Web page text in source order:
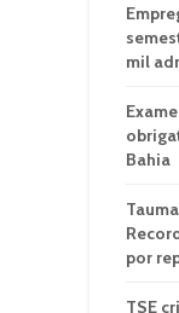
mil
Bahia
por
TSE